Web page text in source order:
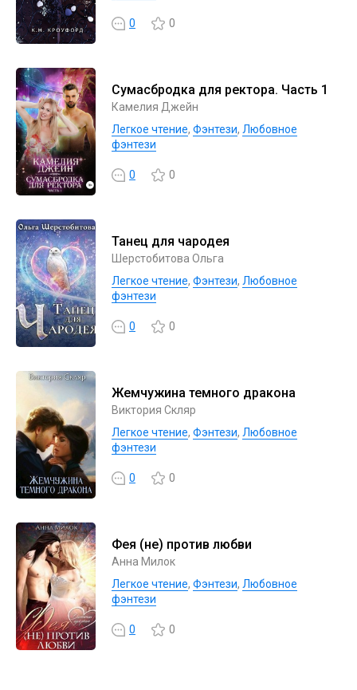
0 0
Сумасбродка для ректора. Часть 1
Камелия Джейн
Легкое чтение, Фэнтези, Любовное
фэнтези
0 0
Танец для чародея
Шерстобитова Ольга
Легкое чтение, Фэнтези, Любовное
фэнтези
0 0
Жемчужина темного дракона
Виктория Скляр
Легкое чтение, Фэнтези, Любовное
фэнтези
0 0
Фея (не) против любви
Анна Милок
Легкое чтение, Фэнтези, Любовное
фэнтези
0 0